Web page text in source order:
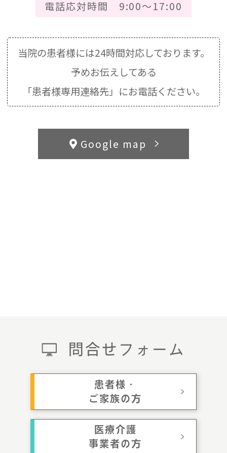
電話応対時間 9:00～17:00
当院の患者様には24時間対応しております。
予めお伝えしてある
「患者様専用連絡先」にお電話ください。
問合せフォーム
患者様・
ご家族の方
医療介護
事業者の方
Google map